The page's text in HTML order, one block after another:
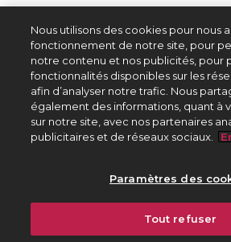
Informations pratiques
Autres sites
Créateurs Editeurs
Répertoire des Œuvres
Nous utilisons des cookies pour nous
fonctionnement de notre site, pour
notre contenu et nos publicités, pour
fonctionnalités disponibles sur les
afin d’analyser notre trafic. Nous
également des informations, quant à
sur notre site, avec nos partenaires
publicitaires et de réseaux sociaux.
Paramètres des
Tout refuser